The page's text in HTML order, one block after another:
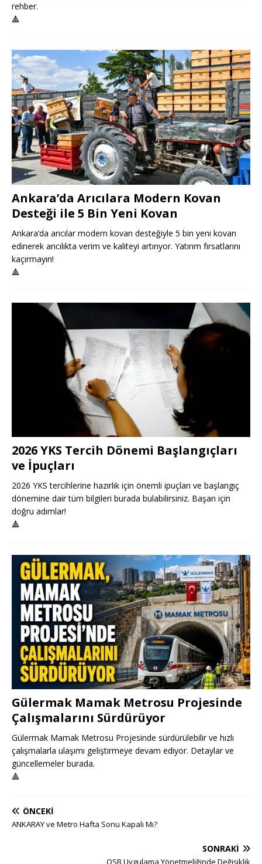
rehber.
🔺
Ankara’da Arıcılara Modern Kovan
Desteği ile 5 Bin Yeni Kovan
Ankara’da arıcılar modern kovan desteğiyle 5 bin yeni kovan
edinerek arıcılıkta verim ve kaliteyi artırıyor. Yatırım fırsatlarını
kaçırmayın!
🔺
2026 YKS Tercih Dönemi Başlangıçları
ve İpuçları
2026 YKS tercihlerine hazırlık için önemli ipuçları ve başlangıç
dönemine dair tüm bilgileri burada bulabilirsiniz. Başarı için
doğru adımlar!
🔺
Gülermak Mamak Metrosu Projesinde
Çalışmalarını Sürdürüyor
Gülermak Mamak Metrosu Projesinde sürdürülebilir ve hızlı
çalışmalarla ulaşımı geliştirmeye devam ediyor. Detaylar ve
güncellemeler burada.
🔺
ÖNCEKI
ANKARAY ve Metro Hafta Sonu Kapalı Mı?
SONRAKI
OSB Uygulama Yönetmeliğinde Değişiklik